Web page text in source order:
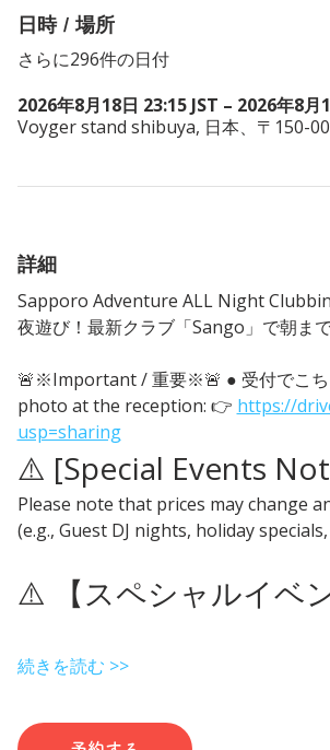
日時 / 場所
さらに296件の日付
2026年8月18日 23:15 JST – 2026年8月
Voyger stand shibuya, 日本、〒150-
詳細
Sapporo Adventure ALL Night
夜遊び！最新クラブ「Sango」で朝ま
🚨※Important / 重要※🚨 ● 受付でこち
photo at the reception: 👉 https://
usp=sharing
⚠️ [Special Events
Please note that prices may change
(e.g., Guest DJ nights, holiday
⚠️ 【スペシャルイベ
続きを読む >>